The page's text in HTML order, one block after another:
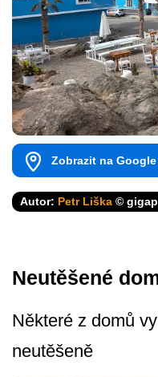
Zobrazit na Google
Autor: Petr Liška ©
Neutěšené
Některé z domů
neutěšeně